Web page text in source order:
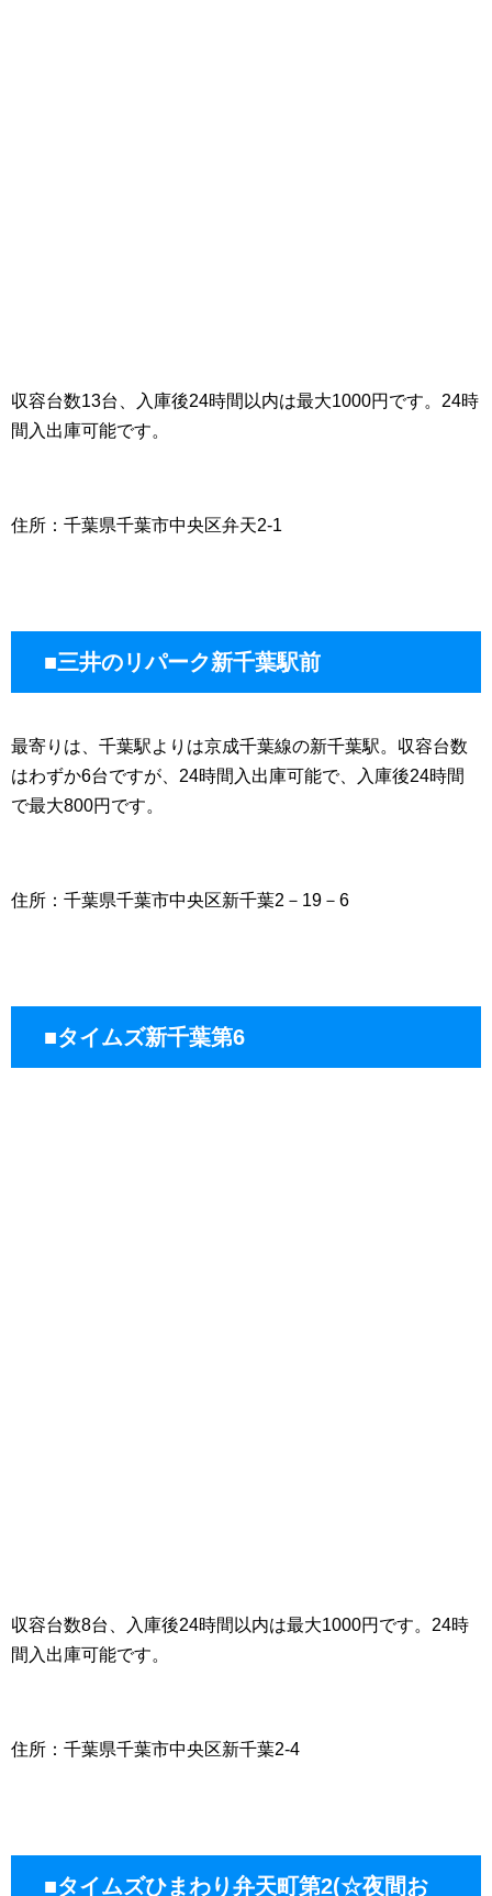
収容台数13台、入庫後24時間以内は最大1000円です。24時
間入出庫可能です。
住所：千葉県千葉市中央区弁天2-1
■三井のリパーク新千葉駅前
最寄りは、千葉駅よりは京成千葉線の新千葉駅。収容台数
はわずか6台ですが、24時間入出庫可能で、入庫後24時間
で最大800円です。
住所：千葉県千葉市中央区新千葉2－19－6
■タイムズ新千葉第6
収容台数8台、入庫後24時間以内は最大1000円です。24時
間入出庫可能です。
住所：千葉県千葉市中央区新千葉2-4
■タイムズひまわり弁天町第2(☆夜間お